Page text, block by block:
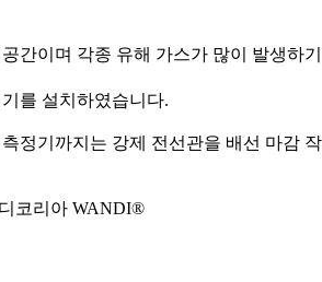
간이며 각종 유해 가스가 많이 발생하기
를 설치하였습니다.
정기까지는 강제 전선관을 배선 마감 작